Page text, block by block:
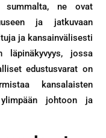
summalta, ne ovat
ja jatkuvaan
ja kansainvälisesti
läpinäkyvyys, jossa
edustusvarat on
kansalaisten
johtoon ja